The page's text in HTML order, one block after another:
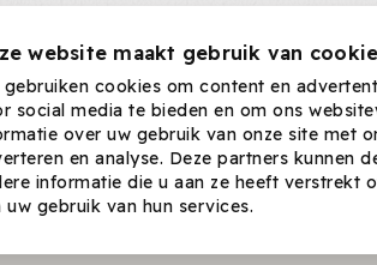
website maakt gebruik van
gebruiken cookies om content en
social media te bieden en om ons
over uw gebruik van onze site met
en analyse. Deze partners kunnen
informatie die u aan ze heeft verstrekt
uw gebruik van hun services.
voorbehouden